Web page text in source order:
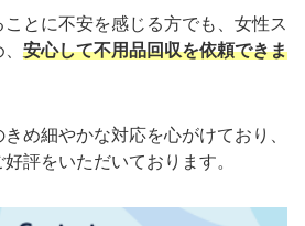
とに不安を感じる方でも、女性ス
安心して不用品回収を依頼できま
め細やかな対応を心がけており、
評をいただいております。